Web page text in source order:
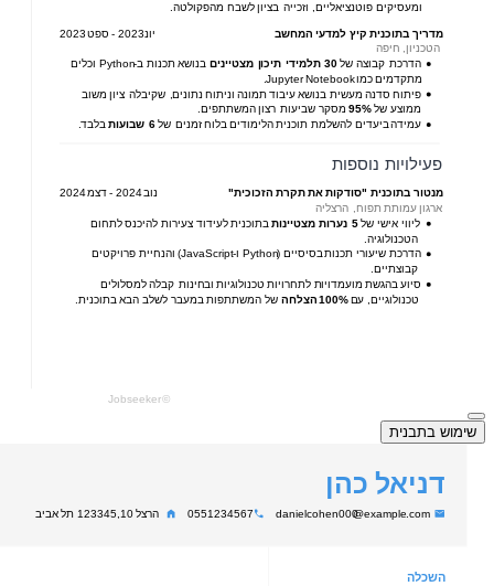
שימוש בתבנית